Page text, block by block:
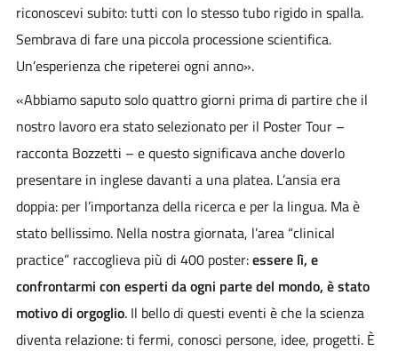
riconoscevi subito: tutti con lo stesso tubo rigido in spalla.
Sembrava di fare una piccola processione scientifica.
Un’esperienza che ripeterei ogni anno».
«Abbiamo saputo solo quattro giorni prima di partire che il
nostro lavoro era stato selezionato per il Poster Tour –
racconta Bozzetti – e questo significava anche doverlo
presentare in inglese davanti a una platea. L’ansia era
doppia: per l’importanza della ricerca e per la lingua. Ma è
stato bellissimo. Nella nostra giornata, l’area “clinical
practice” raccoglieva più di 400 poster:essere lì, e
confrontarmi con esperti da ogni parte del mondo, è stato
motivo di orgoglio. Il bello di questi eventi è che la scienza
diventa relazione: ti fermi, conosci persone, idee, progetti. È